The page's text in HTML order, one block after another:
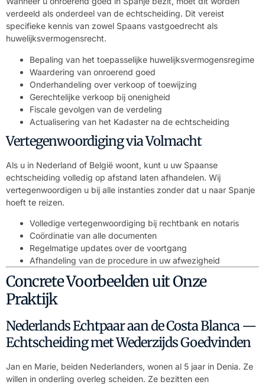
verdeeld als onderdeel van de echtscheiding. Dit vereist
specifieke kennis van zowel Spaans vastgoedrecht als
huwelijksvermogensrecht.
Bepaling van het toepasselijke huwelijksvermogensregime
Waardering van onroerend goed
Onderhandeling over verkoop of toewijzing
Gerechtelijke verkoop bij onenigheid
Fiscale gevolgen van de verdeling
Actualisering van het Kadaster na de echtscheiding
Vertegenwoordiging via Volmacht
Als u in Nederland of België woont, kunt u uw Spaanse
echtscheiding volledig op afstand laten afhandelen. Wij
vertegenwoordigen u bij alle instanties zonder dat u naar Spanje
hoeft te reizen.
Volledige vertegenwoordiging bij rechtbank en notaris
Coördinatie van alle documenten
Regelmatige updates over de voortgang
Afhandeling van de procedure in uw afwezigheid
Concrete Voorbeelden uit Onze
Praktijk
Nederlands Echtpaar aan de Costa Blanca —
Echtscheiding met Wederzijds Goedvinden
Jan en Marie, beiden Nederlanders, wonen al 5 jaar in Denia. Ze
willen in onderling overleg scheiden. Ze bezitten een